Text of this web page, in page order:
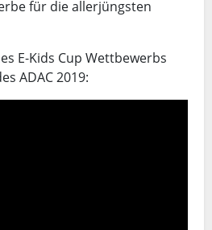
für die allerjüngsten
E-Kids Cup Wettbewerbs
ADAC 2019: